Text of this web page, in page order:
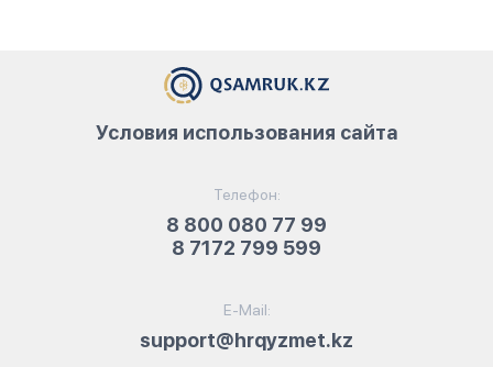
Телефон:
8 800 080 77 99
8 7172 799 599
E-Mail:
support@hrqyzmet.kz
Условия использования сайта